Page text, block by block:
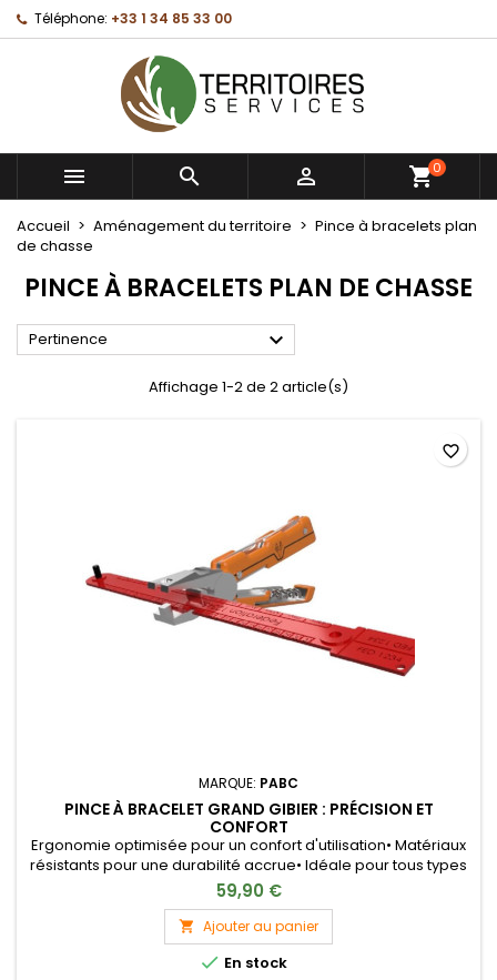
Téléphone: +33 1 34 85 33 00
   0
Accueil Aménagement du territoire
Pince à bracelets plan
de chasse
PINCE À BRACELETS PLAN DE CHASSE
Pertinence 
Affichage 1-2 de 2 article(s)
MARQUE: PABC
PINCE À BRACELET GRAND GIBIER : PRÉCISION ET
CONFORT
Ergonomie optimisée pour un confort d'utilisation• Matériaux
résistants pour une durabilité accrue• Idéale pour tous types
de bracelets lors de votre chasse• Facile à transporter grâce
à son design compact• Polyvalente, convient à tous les types
de gibiers
59,90 €
 Ajouter au panier
 En stock
favorite_border
Mes listes d'envies ×
Créer une nouvelle liste
((modalTitle)) ×
((confirmMessage))
((cancelText)) ((modalDeleteText))
Créer une liste d'envies ×
Nom de la liste d'envies
Annuler Créer une liste d'envies
Connexion ×
Vous devez être connecté pour ajouter des produits
à votre liste d'envies.
Annuler Connexion